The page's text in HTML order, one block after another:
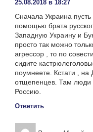
25.08.2018 в 18:27
Сначала Украина
помощью брата
Западную Украину и
просто так можно
агрессор , то по
сидите
поумнеете. Кстати , на
отщепенцев. Там люди
Россию.
Ответить